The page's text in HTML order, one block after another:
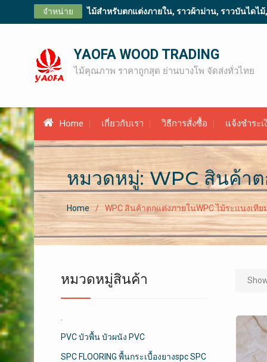
จำหน่าย ไม้สำหรับตกแต่งภายใน, ราวผ้าม่าน, ราวบันได
YAOFA WOOD TRADING
ไม้คุณภาพ ราคาถูกสุด ย่านบางโพ จัดส่งทั่วไทย
Home เกี่ยวกับเรา วิธีการสั่งซื้อ แจ้งชำระเ
หมวดหมู่: WPC สินค้า
Home WPC สินค้าตกแต่งภายในWPC ไม้ระแนงเที
หมวดหมู่สินค้า
PVC บัวพื้น บัวผนัง PVC
SPC FLOORING พื้นกระเบื้องยางspc SPC